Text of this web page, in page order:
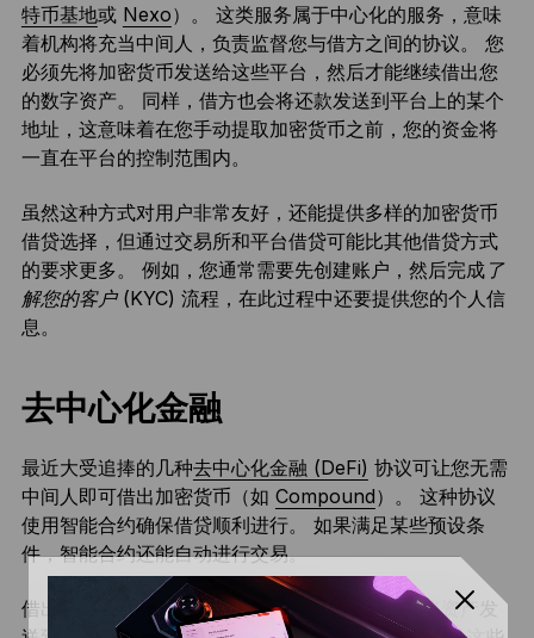
特币基地或 Nexo）。 这类服务属于中心化的服务，意味
着机构将充当中间人，负责监督您与借方之间的协议。 您
必须先将加密货币发送给这些平台，然后才能继续借出您
的数字资产。 同样，借方也会将还款发送到平台上的某个
地址，这意味着在您手动提取加密货币之前，您的资金将
一直在平台的控制范围内。
虽然这种方式对用户非常友好，还能提供多样的加密货币
借贷选择，但通过交易所和平台借贷可能比其他借贷方式
的要求更多。 例如，您通常需要先创建账户，然后完成了
解您的客户(KYC) 流程，在此过程中还要提供您的个人信
息。
去中心化金融
最近大受追捧的几种去中心化金融 (DeFi) 协议可让您无需
中间人即可借出加密货币（如 Compound）。 这种协议
使用智能合约确保借贷顺利进行。 如果满足某些预设条
件，智能合约还能自动进行交易。
借出加密货币后，您的资产不再归您所有：您要将资产发